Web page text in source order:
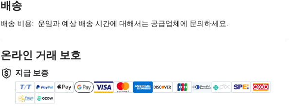
배송
배송 비용: 운임과 예상 배송 시간에 대해서는 공급업체에 문의하세요.
온라인 거래 보호
지급 보증